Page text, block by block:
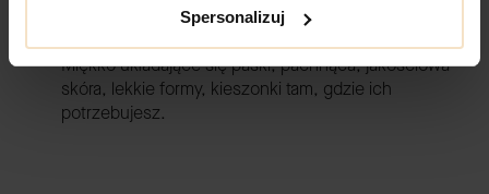
Spersonalizuj
Komfort, który się czuje
Miękko układające się paski, pachnąca, jakościowa
skóra, lekkie formy, kieszonki tam, gdzie ich
potrzebujesz.